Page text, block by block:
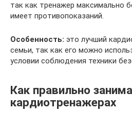
так как тренажер максимально
имеет противопоказаний.
Особенность: это лучший
семьи, так как его можно
условии соблюдения техники
Как правильно
кардиотренажерах